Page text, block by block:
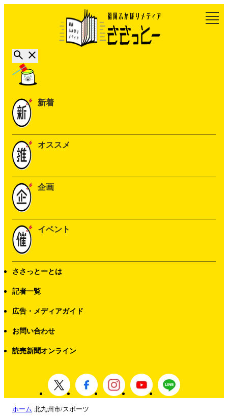
新着
オススメ
企画
イベント
ささっとーとは
記者一覧
広告・メディアガイド
お問い合わせ
読売新聞オンライン
ホーム 北九州市/スポーツ